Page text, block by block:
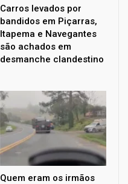
Carros levados por
bandidos em Piçarras,
Itapema e Navegantes
são achados em
desmanche clandestino
Quem eram os irmãos